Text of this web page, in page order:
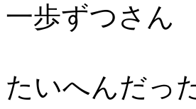
一歩ずつさん
たいへんだっ